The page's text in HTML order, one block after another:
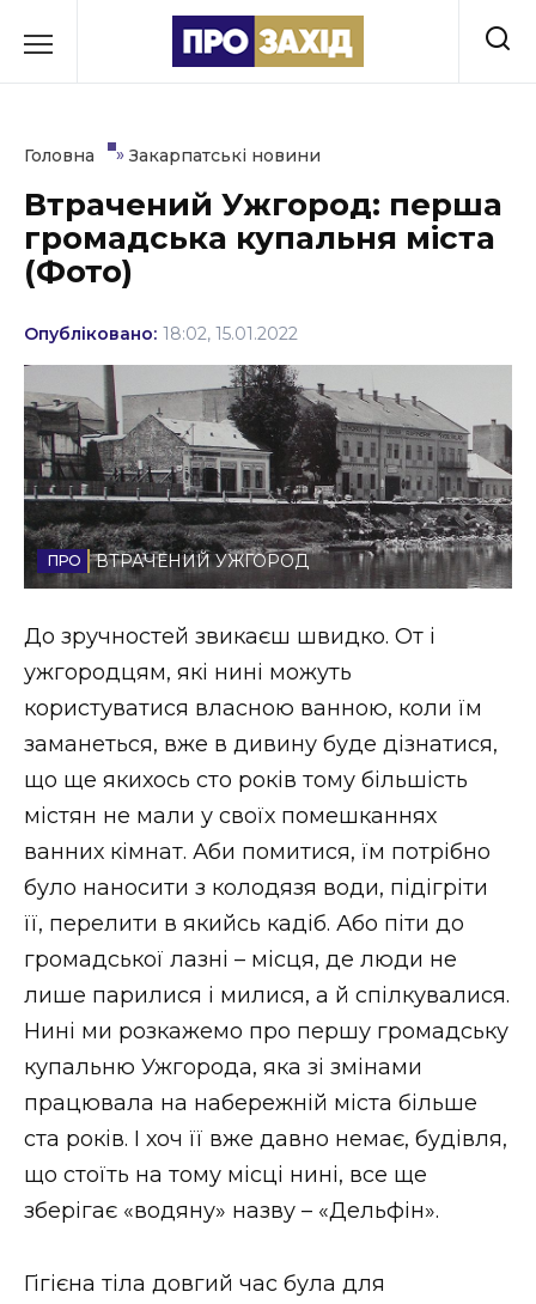
до
Культура
Освіта
Події
Політика
Соціум
Спорт
Стиль життя
Втрачений Ужгород (відеоверсія)
ЗАКАРПАТСЬКІ НОВИНИ
НОВИНИ ЗАХІДНОЇ УКРАЇНИ
ФОТО
Головна » Закарпатські новини
Втрачений Ужгород: перша
громадська купальня міста
(Фото)
Опубліковано: 18:02, 15.01.2022
ВТРАЧЕНИЙ УЖГОРОД
До зручностей звикаєш швидко. От і
ужгородцям, які нині можуть
користуватися власною ванною, коли їм
заманеться, вже в дивину буде дізнатися,
що ще якихось сто років тому більшість
містян не мали у своїх помешканнях
ванних кімнат. Аби помитися, їм потрібно
було наносити з колодязя води, підігріти
її, перелити в якийсь кадіб. Або піти до
громадської лазні – місця, де люди не
лише парилися і милися, а й спілкувалися.
Нині ми розкажемо про першу громадську
купальню Ужгорода, яка зі змінами
працювала на набережній міста більше
ста років. І хоч її вже давно немає, будівля,
що стоїть на тому місці нині, все ще
зберігає «водяну» назву – «Дельфін».
Гігієна тіла довгий час була для